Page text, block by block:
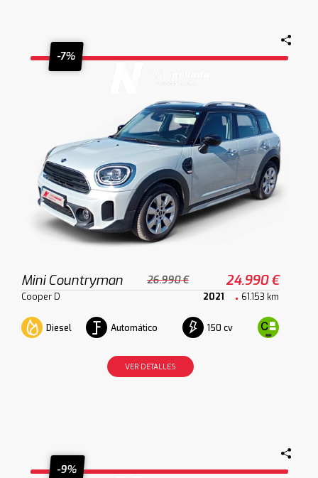
-7%
Mini Countryman 26.990 € 24.990 €
Cooper D 2021 61.153 km
Diesel Automático 150 cv
VER DETALLES
-9%